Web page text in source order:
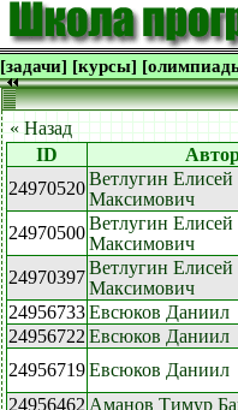
[задачи] [курсы]
« Назад
ID
24970520Ветлугин Елисей
Максимович
24970500Ветлугин Елисей
Максимович
24970397Ветлугин Елисей
Максимович
24956733Евсюков Даниил
24956722 Евсюков Даниил
24956719Евсюков Даниил
24956462 Аманов Тимур